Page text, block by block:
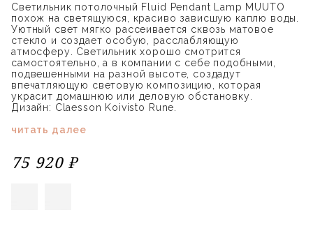
Светильник потолочный Fluid Pendant Lamp MUUTO
похож на светящуюся, красиво зависшую каплю воды.
Уютный свет мягко рассеивается сквозь матовое
стекло и создает особую, расслабляющую
атмосферу. Светильник хорошо смотрится
самостоятельно, а в компании с себе подобными,
подвешенными на разной высоте, создадут
впечатляющую световую композицию, которая
украсит домашнюю или деловую обстановку.
Дизайн: Claesson Koivisto Rune.
читать далее
75 920 ₽